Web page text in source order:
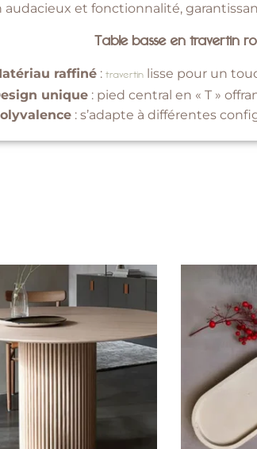
audacieux et fonctionnalité,
Table basse en travertin
raffiné : travertin lisse pour un
unique : pied central en « T »
: s’adapte à différentes